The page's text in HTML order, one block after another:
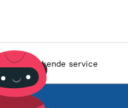
Uitstekende service